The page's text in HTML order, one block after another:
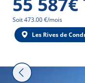
Mensualité
Soit 473.00 €/mois
Les Rives de